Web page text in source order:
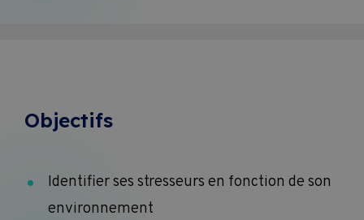
Objectifs
Identifier ses stresseurs en fonction de son
environnement